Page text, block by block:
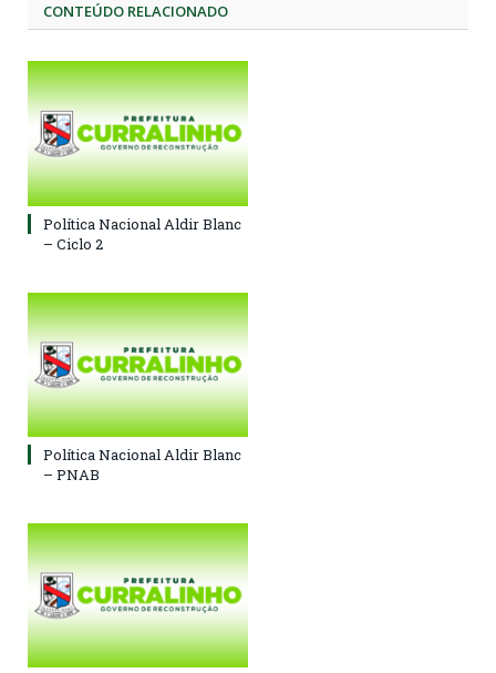
CONTEÚDO RELACIONADO
Política Nacional Aldir Blanc
– Ciclo 2
Política Nacional Aldir Blanc
– PNAB